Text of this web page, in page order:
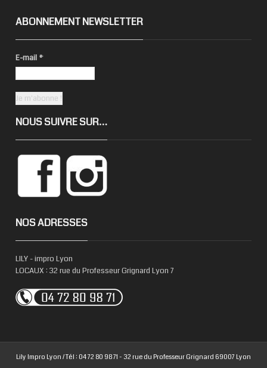
ABONNEMENT NEWSLETTER
E-mail *
NOUS SUIVRE SUR…
NOS ADRESSES
LILY - impro Lyon
LOCAUX : 32 rue du Professeur Grignard Lyon 7
Lily Impro Lyon / Tél : 04 72 80 98 71 - 32 rue du Professeur Grignard 69007 Lyon